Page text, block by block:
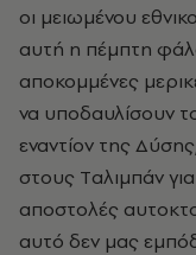
οι μειωμένου
αυτή η πέμπτη
αποκομμένες
να υποδαυλίσουν
εναντίον της
στους Tαλιμπάν
αποστολές
αυτό δεν μας